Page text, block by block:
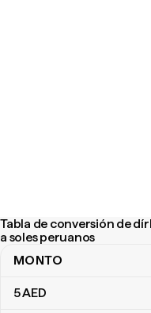
Tabla de conversión de
a soles peruanos
Tabla de conversión de
MONTO
5AED